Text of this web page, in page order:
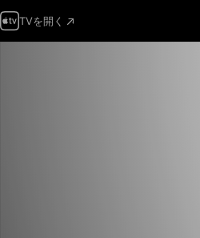
TVを開く